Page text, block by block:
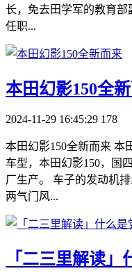
长，免去田学军的教育
任职...
本田幻影150全
2024-11-29 16:45:29 178
本田幻影150全新而来 本
车型，本田幻影150，国
厂生产。 车子的发动机
两气门风...
「二三里解读」